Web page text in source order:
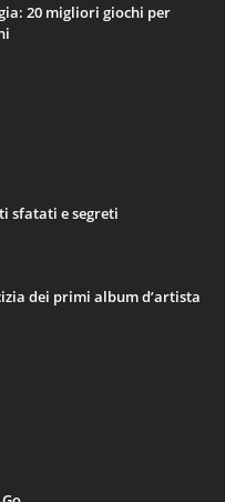
20 migliori giochi per
sfatati e segreti
dei primi album d’artista